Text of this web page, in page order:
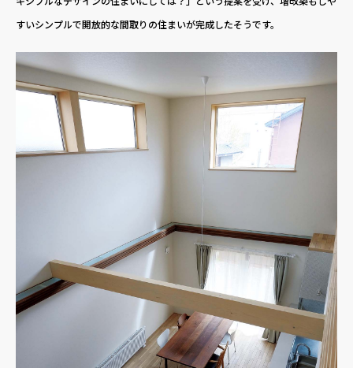
すいシンプルで開放的な間取りの住まいが完成したそうです。